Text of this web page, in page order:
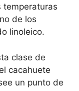
temperaturas
de los
linoleico.
clase de
cacahuete
un punto de